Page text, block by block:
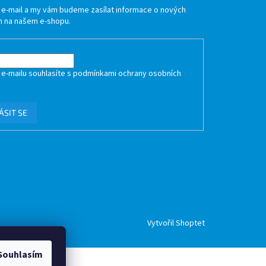
mail a my vám budeme zasílat informace o nových
našem e-shopu.
mailu souhlasíte spodmínkami ochrany osobních
SE
Vytvořil Shoptet